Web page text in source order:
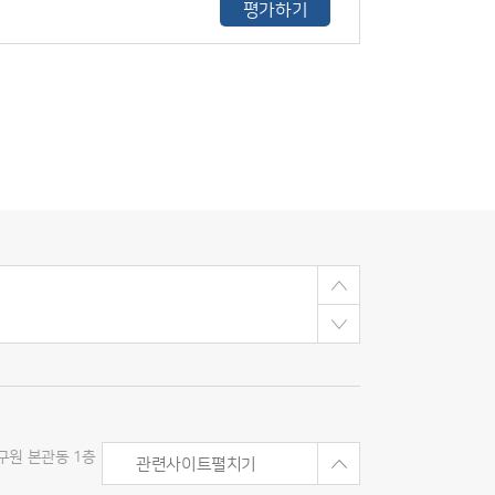
평가하기
원 본관동 1층 관련사이트펼치기